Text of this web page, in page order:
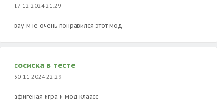
17-12-2024 21:29
вау мне очень понравился этот мод
сосиска в тесте
30-11-2024 22:29
афигеная игра и мод клаасс